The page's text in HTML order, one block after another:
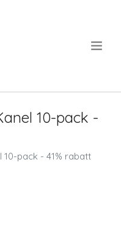
10-pack -
10-pack - 41% rabatt